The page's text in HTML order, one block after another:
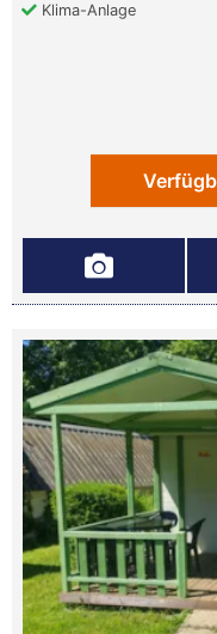
Klima-Anlage